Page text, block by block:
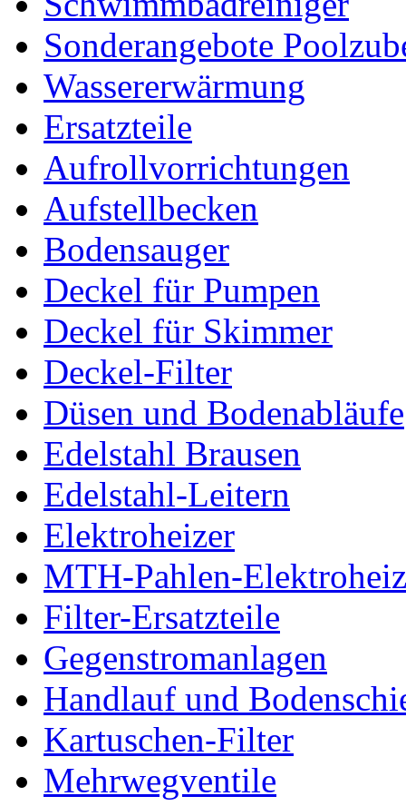
Sonderangebote
Wassererwärmung
Ersatzteile
Aufrollvorrichtungen
Aufstellbecken
Bodensauger
Deckel für Pumpen
Deckel für Skimmer
Deckel-Filter
Düsen und Bodenabläufe
Edelstahl Brausen
Edelstahl-Leitern
Elektroheizer
MTH-Pahlen-
Filter-Ersatzteile
Gegenstromanlagen
Handlauf und
Kartuschen-Filter
Mehrwegventile